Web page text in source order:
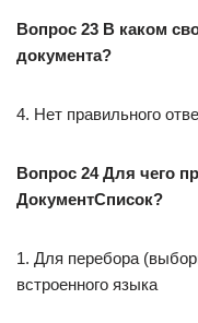
Вопрос 23 В каком
документа?
4. Нет правильного
Вопрос 24 Для чего
ДокументСписок?
1. Для перебора
встроенного языка